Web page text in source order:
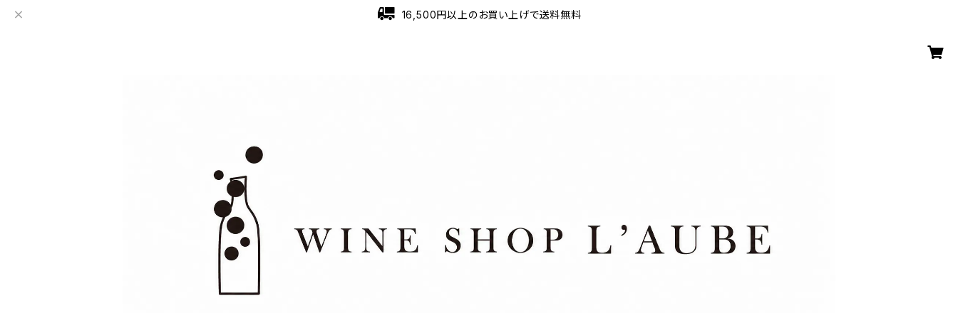
16,500円以上のお買い上げで送料無料